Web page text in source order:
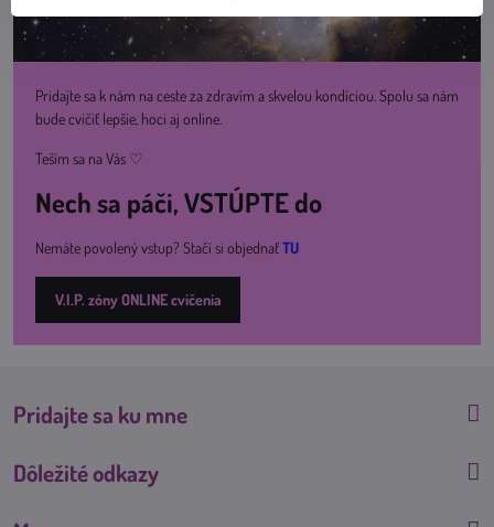
Pridajte sa k nám na ceste za zdravím a skvelou kondíciou. Spolu sa nám
bude cvičiť lepšie, hoci aj online.
Teším sa na Vás ♡
Nech sa páči, VSTÚPTE do
Nemáte povolený vstup? Stačí si objednaťTU
V.I.P. zóny ONLINE cvičenia
Pridajte sa ku mne
Dôležité odkazy